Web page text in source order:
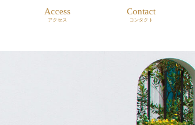
Access
アクセス
Contact
コンタクト